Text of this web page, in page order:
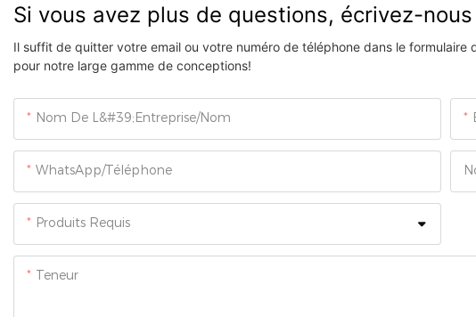
Si vous avez plus de questions, écrivez-nous
Il suffit de quitter votre email ou votre numéro de téléphone dans le
pour notre large gamme de conceptions!
Nom De L&#39;entreprise/Nom
WhatsApp/Téléphone
Produits Requis
Teneur